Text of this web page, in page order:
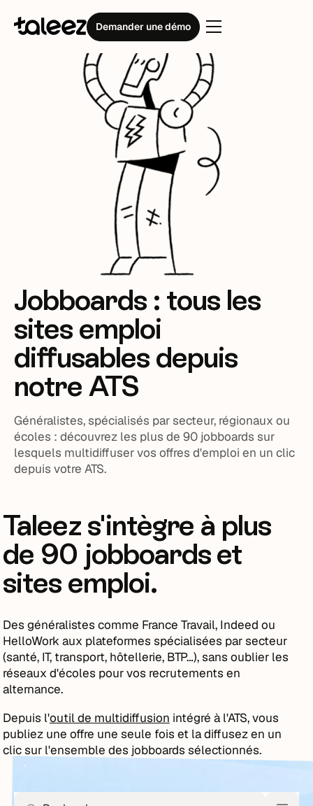
Demander une démo
Jobboards : tous les
sites emploi
diffusables depuis
notre ATS
Généralistes, spécialisés par secteur, régionaux ou
écoles : découvrez les plus de 90 jobboards sur
lesquels multidiffuser vos offres d'emploi en un clic
depuis votre ATS.
Taleez s'intègre à plus
de 90 jobboards et
sites emploi.
Des généralistes comme France Travail, Indeed ou
HelloWork aux plateformes spécialisées par secteur
(santé, IT, transport, hôtellerie, BTP…), sans oublier les
réseaux d'écoles pour vos recrutements en
alternance.
Depuis l'outil de multidiffusion intégré à l'ATS, vous
publiez une offre une seule fois et la diffusez en un
clic sur l'ensemble des jobboards sélectionnés.